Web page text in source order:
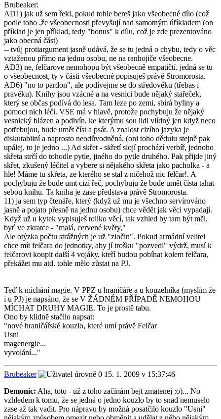
Brubeaker:
AD1) jak už sem řekl, pokud tohle bereš jako všeobecné dílo (což
podle toho ,že všeobecnosti převyšují nad samotným úříkladem (on
příklad je jen příklad, tedy "bonus" k dílu, což je zde prezentováno
jako obecná část)
-- tvůj protiargument jasně udává, že se tu jedná o chybu, tedy o věc
vztaženou přímo na jednu osobu, ne na ranhojiče všeobecne.
AD3) ne, felčarove nemohopu být všeobecně empatičtí. jedná se tu
o všeobecnost, ty v části všeobecné popisuješ právě Stromorosta.
AD6) "no to pardon", ale podívejme se do středověku (třebas i
pravěku). Knihy jsou vzácné a na vesnici bude nějaký stařeček,
který se občas podívá do lesa. Tam leze po zemi, sbírá byliny a
pomoci nich léčí. VSE má v hlavě, protože pochybuju že nějaký
vesnický blázen a podivín, ke kterýmu sou lidi vlídný jen když neco
potřebujou, bude umět číst a psát. A znalost cizího jazyka je
diskutabilní a naprosto neodůvodněná. (oni toho dědulu stejně pak
upálej, to je jedno ...) Ad skřet - skřetí slojí prochází verbíř, jednoho
skřeta strčí do tohodle pytle, jiného do pytle druhého. Pak přijde jiný
skřet, zkušený léčitel a vybere si nějakého skřeta jako pacholka - a
hle! Máme tu skřeta, ze kterého se stal z ničehož nic felčar!. A
pochybuju že bude umt cizí řeč, pochybuju že bude umět čísta tahat
sebou knihu. Ta kniha je zase představa právě Stromorosta.
11) ja sem typ čtenáře, který (když už mu je všechno servírováno
jasně a pojato přesně na jednu osobu) chce vědět jak věci vypadají.
Když už u kytek vypisuješ toliko věcí, tak vzhled by tam být měl,
byť ve zkratce - "malá, cervené květy,"
Ale otýzka počtu strážných je už "zločin". Pokud armádní velitel
chce mít felčara do jednotky, aby jí trošku "pozvedl" výdrž, musí k
felčarovi koupit další 4 vojáky, kteří budou pobíhat kolem felčara,
překážet mu atd. tohle mělo zůstat na PJ.
Teď k míchání magie. V PPZ u hraničáře a u kouzelníka (myslím že
i u PJ) je napsáno, že se V ŽÁDNÉM PŘÍPADĚ NEMOHOU
MÍCHAT DRUHY MAGIE. To je prostě tabu.
Ono by klidně stačilo napsat:
"nové hraničářské kouzlo, které umí právě Felčar
Usni
magenergie...
vyvolání..."
Brubeaker
15. 1. 2009 v 15:37:46
Demonic: Aha, toto - už z toho začínám bejt zmatenej :o)... No
vzhledem k tomu, že se jedná o jedno kouzlo by to snad nemuselo
zase až tak vadit. Pro nápravu by možná posatčilo kouzlo "Usni"